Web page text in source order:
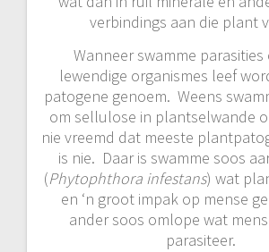
verbindings aan die plant
Wanneer swamme
lewendige organismes leef
patogene genoem. Weens
om sellulose in plantselwande
nie vreemd dat meeste
is nie. Daar is swamme soos
(Phytophthora infestans) wat
en ‘n groot impak op mense
ander soos omlope wat
parasiteer.